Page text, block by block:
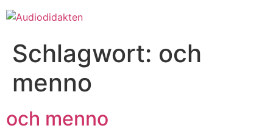
Zum
Inhalt
Schlagwort: och
menno
och menno